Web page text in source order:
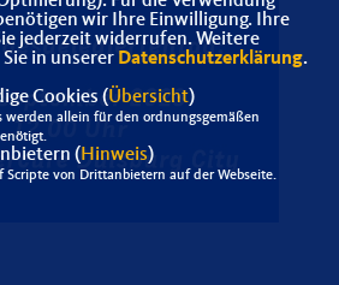
wir Ihre Einwilligung. Ihre
jederzeit widerrufen. Weitere
in unserer Datenschutzerklärung.
Cookies (Übersicht)
werden allein für den ordnungsgemäßen
( Hinweis)
Scripte von Drittanbietern auf der Webseite.